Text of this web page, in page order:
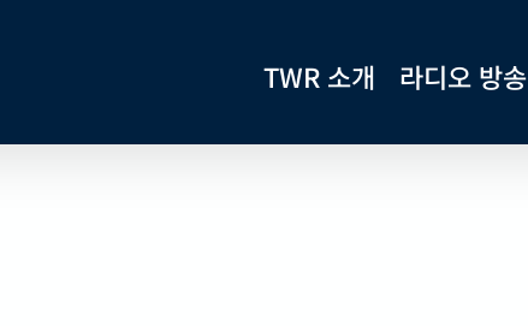
TWR 소개 라디오 방송